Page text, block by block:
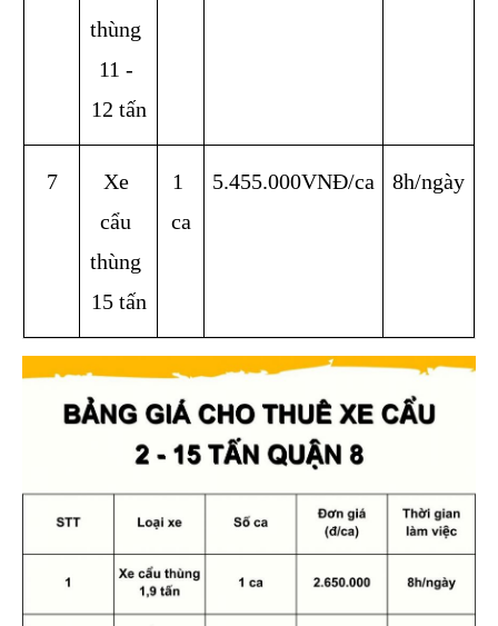
thùng
11 -
12 tấn
7
Xe
cẩu
thùng
15 tấn
1
ca
5.455.000VNĐ/ca 8h/ngày